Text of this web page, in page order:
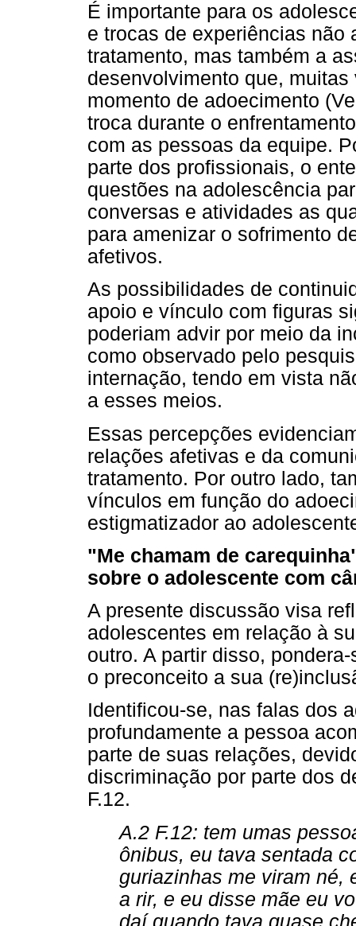
É importante para os
e trocas de experiências não
tratamento, mas também a
desenvolvimento que,
momento de adoecimento
troca durante o
com as pessoas da equipe.
parte dos profissionais, o
questões na adolescência
conversas e atividades as
para amenizar o sofrimento
afetivos.
As possibilidades de
apoio e vínculo com figuras
poderiam advir por meio da
como observado pelo
internação, tendo em vista
a esses meios.
Essas percepções
relações afetivas e da
tratamento. Por outro lado,
vínculos em função do
estigmatizador ao
"Me chamam de
sobre o adolescente com
A presente discussão visa
adolescentes em relação à
outro. A partir disso,
o preconceito a sua
Identificou-se, nas falas dos
profundamente a pessoa
parte de suas relações,
discriminação por parte dos
F.12.
A.2 F.12: tem umas
ônibus, eu tava sentada
guriazinhas me viram né,
a rir, e eu disse mãe eu
daí quando tava quase